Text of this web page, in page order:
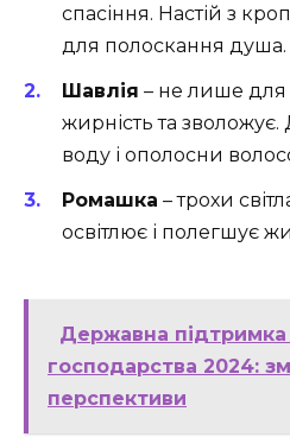
спасіння. Настій з
для полоскання душа.
Шавлія – не лише
жирність та зволожує.
воду і ополосни
Ромашка – трохи
освітлює і полегшує
Державна підтримка
господарства 2024:
перспективи